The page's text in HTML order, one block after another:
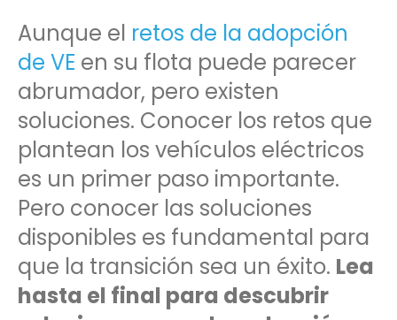
Aunque el retos de la adopción
de VE en su flota puede parecer
abrumador, pero existen
soluciones. Conocer los retos que
plantean los vehículos eléctricos
es un primer paso importante.
Pero conocer las soluciones
disponibles es fundamental para
que la transición sea un éxito. Lea
hasta el final para descubrir